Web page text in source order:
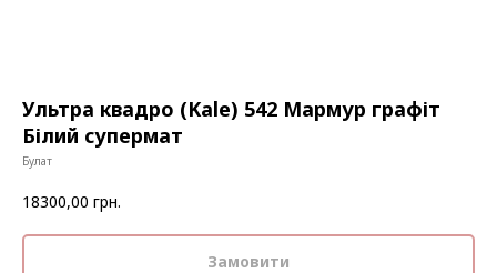
Ультра квадро (Kale) 542 Мармур графіт
Білий супермат
Булат
18300,00 грн.
Замовити